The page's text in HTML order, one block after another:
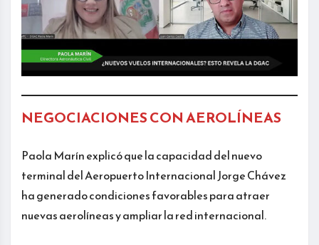
NEGOCIACIONES CON AEROLÍNEAS
Paola Marín explicó que la capacidad del nuevo
terminal del Aeropuerto Internacional Jorge Chávez
ha generado condiciones favorables para atraer
nuevas aerolíneas y ampliar la red internacional.